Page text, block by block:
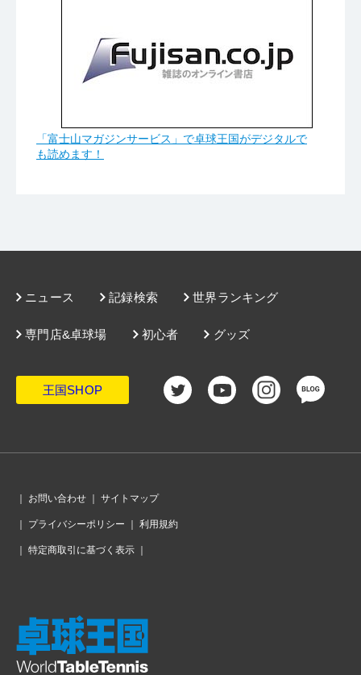
「富士山マガジンサービス」で卓球王国がデジタルで
も読めます！
ニュース 記録検索 世界ランキング
グッズ
専門店&卓球場 初心者
王国SHOP
｜ お問い合わせ ｜ サイトマップ
｜ プライバシーポリシー ｜ 利用規約
｜ 特定商取引に基づく表示 ｜